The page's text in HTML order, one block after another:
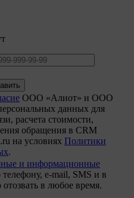
ООО «Алиот» и ООО
данных для
расчета стоимости,
обращения в CRM
на условиях Политики
.
и информационные
e-mail, SMS и в
в любое время.